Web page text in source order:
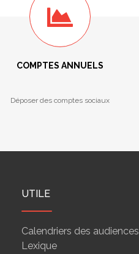
COMPTES ANNUELS
Déposer des comptes sociaux
UTILE
Calendriers des audiences
Lexique